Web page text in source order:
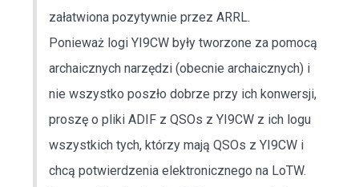
załatwiona pozytywnie przez ARRL.
Ponieważ logi YI9CW były tworzone za pomocą
archaicznych narzędzi (obecnie archaicznych) i
nie wszystko poszło dobrze przy ich konwersji,
proszę o pliki ADIF z QSOs z YI9CW z ich logu
wszystkich tych, którzy mają QSOs z YI9CW i
chcą potwierdzenia elektronicznego na LoTW.